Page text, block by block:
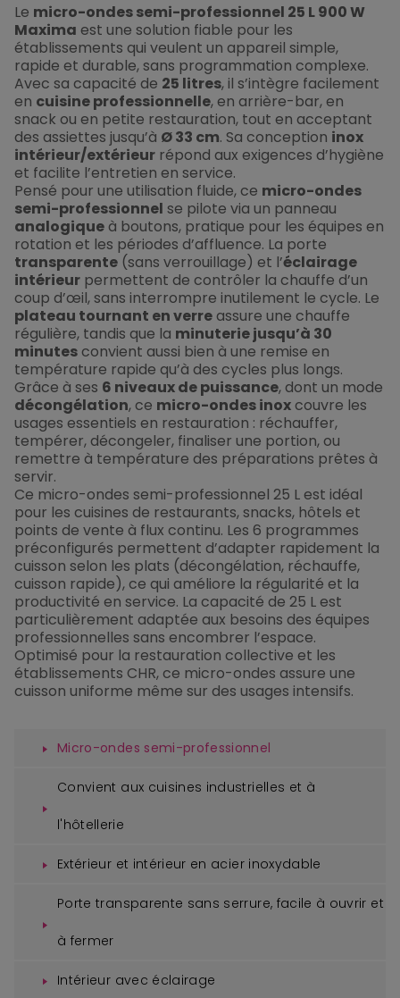
Le micro-ondes semi-professionnel 25 L 900 W
Maxima est une solution fiable pour les
établissements qui veulent un appareil simple,
rapide et durable, sans programmation complexe.
Avec sa capacité de 25 litres, il s’intègre facilement
en cuisine professionnelle, en arrière-bar, en
snack ou en petite restauration, tout en acceptant
des assiettes jusqu’à Ø 33 cm. Sa conception inox
intérieur/extérieur répond aux exigences d’hygiène
et facilite l’entretien en service.
Pensé pour une utilisation fluide, ce micro-ondes
semi-professionnel se pilote via un panneau
analogiqueà boutons, pratique pour les équipes en
rotation et les périodes d’affluence. La porte
transparente (sans verrouillage) et l’éclairage
intérieur permettent de contrôler la chauffe d’un
coup d’œil, sans interrompre inutilement le cycle. Le
plateau tournant en verreassure une chauffe
régulière, tandis que la minuterie jusqu’à 30
minutesconvient aussi bien à une remise en
température rapide qu’à des cycles plus longs.
Grâce à ses 6 niveaux de puissance, dont un mode
décongélation, ce micro-ondes inoxcouvre les
usages essentiels en restauration : réchauffer,
tempérer, décongeler, finaliser une portion, ou
remettre à température des préparations prêtes à
servir.
Ce micro-ondes semi-professionnel 25 L est idéal
pour les cuisines de restaurants, snacks, hôtels et
points de vente à flux continu. Les 6 programmes
préconfigurés permettent d’adapter rapidement la
cuisson selon les plats (décongélation, réchauffe,
cuisson rapide), ce qui améliore la régularité et la
productivité en service. La capacité de 25 L est
particulièrement adaptée aux besoins des équipes
professionnelles sans encombrer l’espace.
Optimisé pour la restauration collective et les
établissements CHR, ce micro-ondes assure une
cuisson uniforme même sur des usages intensifs.
Micro-ondes semi-professionnel
Convient aux cuisines industrielles et à
l'hôtellerie
Extérieur et intérieur en acier inoxydable
Porte transparente sans serrure, facile à ouvrir et
à fermer
Intérieur avec éclairage